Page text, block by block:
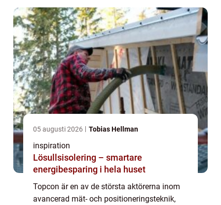
05 augusti 2026 Tobias Hellman
inspiration
Lösullsisolering – smartare
energibesparing i hela huset
Topcon är en av de största aktörerna inom
avancerad mät- och positioneringsteknik,